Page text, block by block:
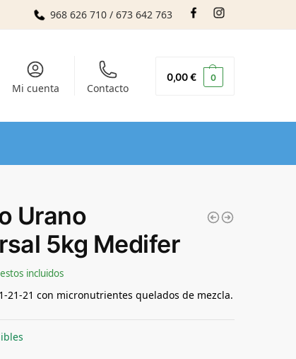
968 626 710 / 673 642 763
Mi cuenta Contacto
0,00€ 0
Urano
5kg Medifer
incluidos
21-21 con micronutrientes quelados de mezcla.